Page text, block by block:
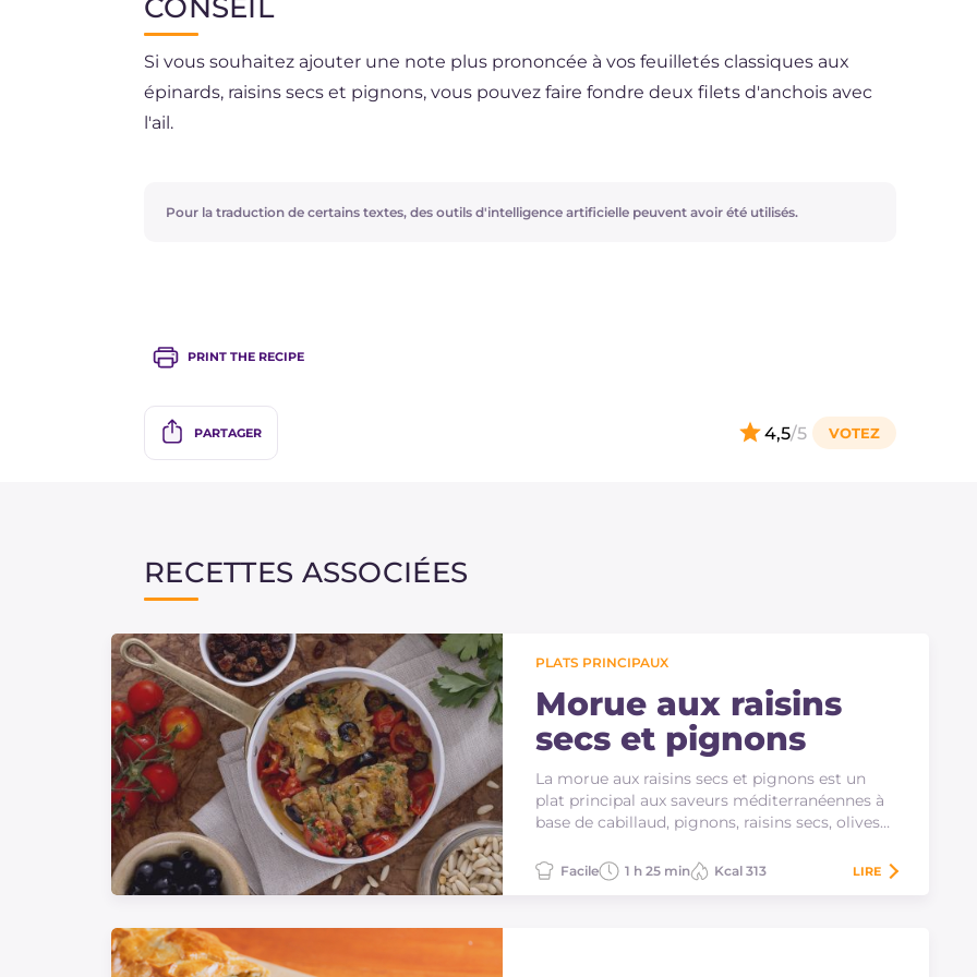
CONSEIL
Si vous souhaitez ajouter une note plus prononcée à vos feuilletés classiques aux
épinards, raisins secs et pignons, vous pouvez faire fondre deux filets d'anchois avec
l'ail.
Pour la traduction de certains textes, des outils d'intelligence artificielle peuvent avoir été utilisés.
PRINT THE RECIPE
PARTAGER 4,5/5
RECETTES ASSOCIÉES
PLATS PRINCIPAUX
Morue aux raisins
secs et pignons
La morue aux raisins secs et pignons est un
plat principal aux saveurs méditerranéennes à
base de cabillaud, pignons, raisins secs, olives
Facile 1 h 25 min Kcal 313 LIRE